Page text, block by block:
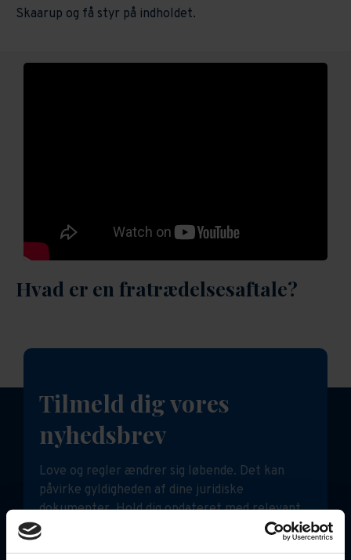
Skaarup og få styr på indholdet.
Hvad er en fratrædelsesaftale?
Tilmeld dig vores
nyhedsbrev
Love og regler ændrer sig løbende. Det kan
påvirke gyldigheden af dine juridiske
dokumenter. Hold dig opdateret med relevant
viden her.